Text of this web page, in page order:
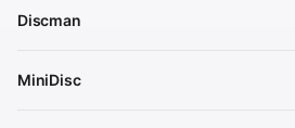
Discman
MiniDisc